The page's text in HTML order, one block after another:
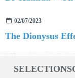
02/07/2023
The Dionysus